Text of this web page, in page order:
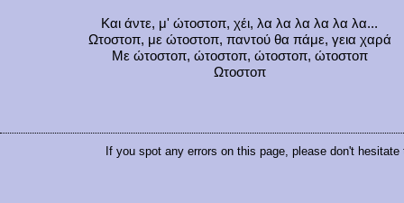
Και άντε, μ' ώτοστοπ, χέι, λα λα λα λα λα λα...
Ωτοστοπ, με ώτοστοπ, παντού θα πάμε, γεια χαρά
Με ώτοστοπ, ώτοστοπ, ώτοστοπ, ώτοστοπ
Ωτοστοπ
If you spot any errors on this page, please don't